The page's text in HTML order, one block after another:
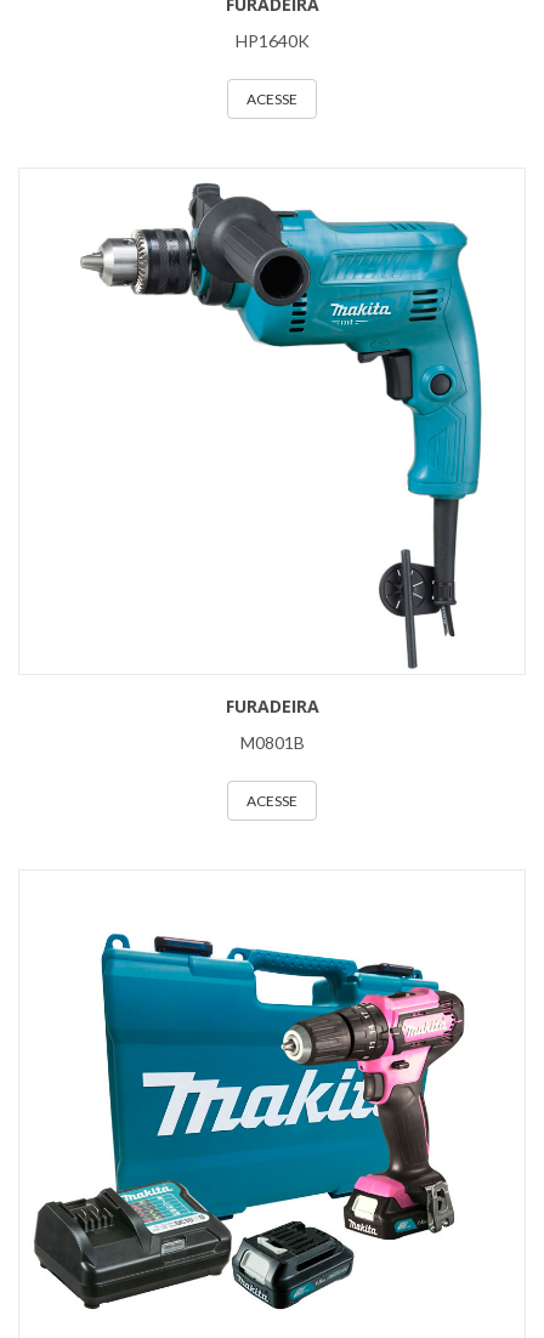
HP1640K
ACESSE
FURADEIRA
M0801B
ACESSE